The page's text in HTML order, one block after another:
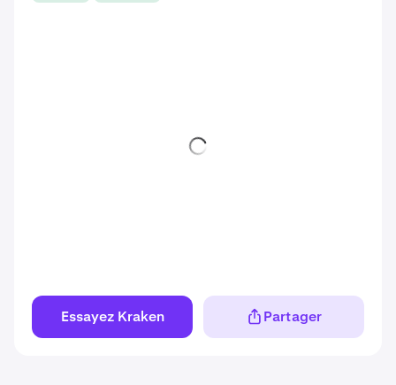
Essayez Kraken Partager